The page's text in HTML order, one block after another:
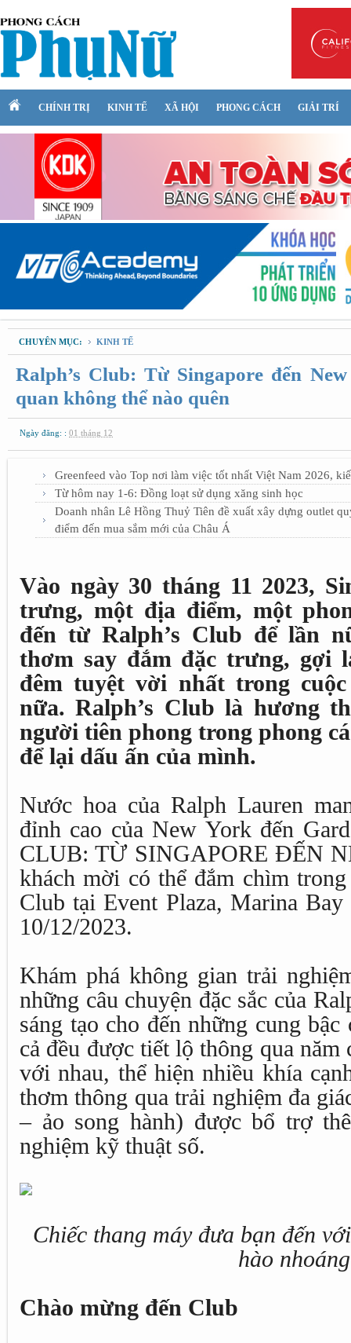
CHÍNH TRỊ KINH TẾ XÃ HỘI PHONG CÁCH GIẢI TRÍ
CHUYÊN MỤC: KINH TẾ
Ralph’s Club: Từ Singapore đến
quan không thể nào quên
Ngày đăng: : 01 tháng 12
Greenfeed vào Top nơi làm việc tốt nhất Việt Nam 2026,
Từ hôm nay 1-6: Đồng loạt sử dụng xăng sinh học
Doanh nhân Lê Hồng Thuỷ Tiên đề xuất xây dựng outlet
điểm đến mua sắm mới của Châu Á
Vào ngày 30 tháng 11 2023,
trưng, một địa điểm, một
đến từ Ralph’s Club để lần
thơm say đắm đặc trưng, gợi
đêm tuyệt vời nhất trong
nữa. Ralph’s Club là hương
người tiên phong trong phong
để lại dấu ấn của mình.
Nước hoa của Ralph Lauren
đỉnh cao của New York đến
CLUB: TỪ SINGAPORE ĐẾN
khách mời có thể đắm chìm trong
Club tại Event Plaza, Marina
10/12/2023.
Khám phá không gian trải
những câu chuyện đặc sắc của
sáng tạo cho đến những cung
cả đều được tiết lộ thông qua
với nhau, thể hiện nhiều khía
thơm thông qua trải nghiệm đa
– ảo song hành) được bổ trợ
nghiệm kỹ thuật số.
Chiếc thang máy đưa bạn đến
hào nhoáng
Chào mừng đến Club